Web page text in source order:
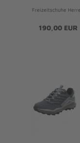
Freizeitschuhe
190,00 EUR